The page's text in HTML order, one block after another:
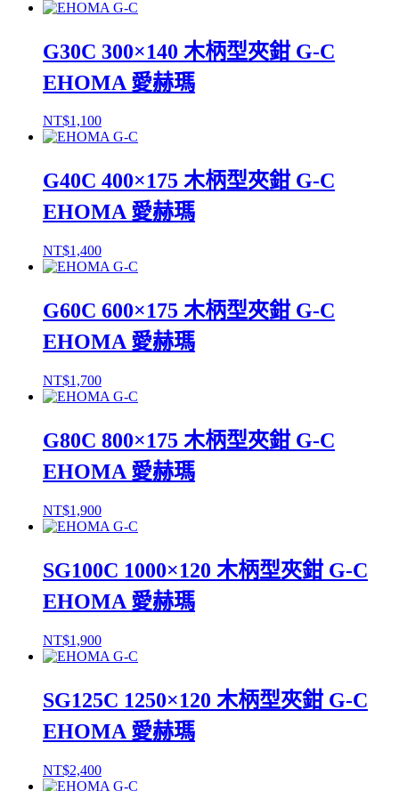
G30C 300×140 木柄型夾鉗 G-C
EHOMA 愛赫瑪
NT$1,100
G40C 400×175 木柄型夾鉗 G-C
EHOMA 愛赫瑪
NT$1,400
G60C 600×175 木柄型夾鉗 G-C
EHOMA 愛赫瑪
NT$1,700
G80C 800×175 木柄型夾鉗 G-C
EHOMA 愛赫瑪
NT$1,900
SG100C 1000×120 木柄型夾鉗 G-C
EHOMA 愛赫瑪
NT$1,900
SG125C 1250×120 木柄型夾鉗 G-C
EHOMA 愛赫瑪
NT$2,400